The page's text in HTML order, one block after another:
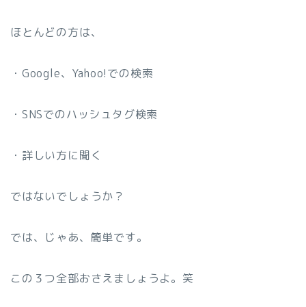
ほとんどの方は、
・Google、Yahoo!での検索
・SNSでのハッシュタグ検索
・詳しい方に聞く
ではないでしょうか？
では、じゃあ、簡単です。
この３つ全部おさえましょうよ。笑